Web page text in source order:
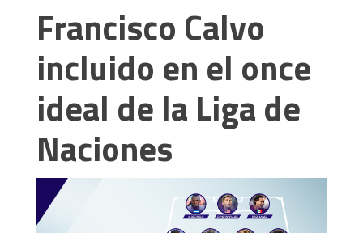
Francisco Calvo
incluido en el once
ideal de la Liga de
Naciones